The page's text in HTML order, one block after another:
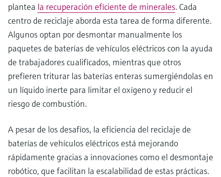
plantea la recuperación eficiente de minerales. Cada
centro de reciclaje aborda esta tarea de forma diferente.
Algunos optan por desmontar manualmente los
paquetes de baterías de vehículos eléctricos con la ayuda
de trabajadores cualificados, mientras que otros
prefieren triturar las baterías enteras sumergiéndolas en
un líquido inerte para limitar el oxígeno y reducir el
riesgo de combustión.
A pesar de los desafíos, la eficiencia del reciclaje de
baterías de vehículos eléctricos está mejorando
rápidamente gracias a innovaciones como el desmontaje
robótico, que facilitan la escalabilidad de estas prácticas.